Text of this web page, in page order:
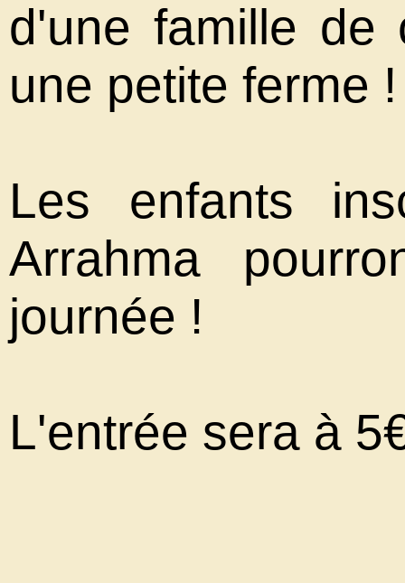
d'une famille de
une petite ferme !
Les enfants
Arrahma
journée !
L'entrée sera à